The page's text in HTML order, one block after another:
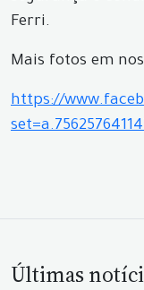
Ferri.
Mais fotos em
https://
Últimas